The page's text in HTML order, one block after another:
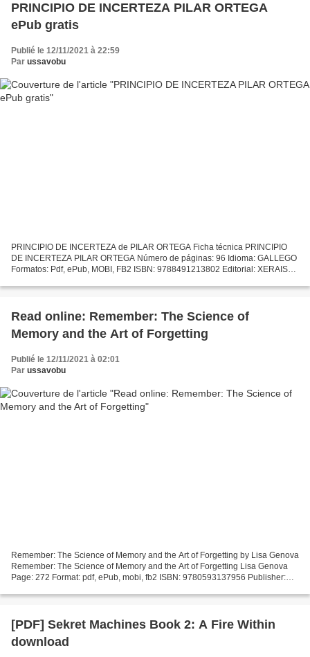
PRINCIPIO DE INCERTEZA PILAR ORTEGA
ePub gratis
Publié le 12/11/2021 à 22:59
Par ussavobu
PRINCIPIO DE INCERTEZA de PILAR ORTEGA Ficha técnica PRINCIPIO
DE INCERTEZA PILAR ORTEGA Número de páginas: 96 Idioma: GALLEGO
Formatos: Pdf, ePub, MOBI, FB2 ISBN: 9788491213802 Editorial: XERAIS
Read online: Remember: The Science of
Memory and the Art of Forgetting
Publié le 12/11/2021 à 02:01
Par ussavobu
Remember: The Science of Memory and the Art of Forgetting by Lisa Genova
Remember: The Science of Memory and the Art of Forgetting Lisa Genova
Page: 272 Format: pdf, ePub, mobi, fb2 ISBN: 9780593137956 Publisher:
[PDF] Sekret Machines Book 2: A Fire Within
download